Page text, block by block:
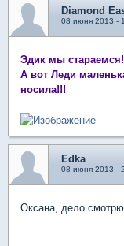
Diamond
08 июня 2013 -
Эдик мы
А вот Леди
носила!!!
Edka
08 июня 2013 -
Оксана, дело